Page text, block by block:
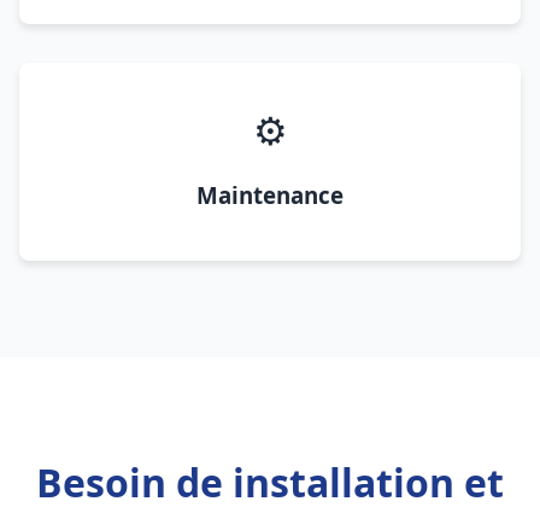
⚙️
Maintenance
Besoin de installation et